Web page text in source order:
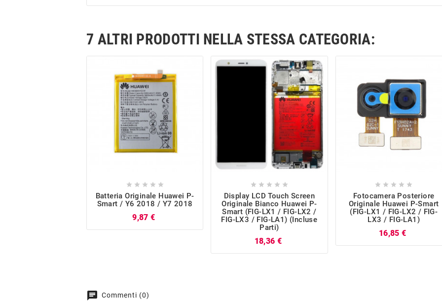
7 ALTRI PRODOTTI NELLA STESSA CATEGORIA:
    
Batteria Originale Huawei P-
Smart / Y6 2018 / Y7 2018
9,87 €
    
Display LCD Touch Screen
Originale Bianco Huawei P-
Smart (FIG-LX1 / FIG-LX2 /
FIG-LX3 / FIG-LA1) (incluse
Parti)
18,36 €
    
Fotocamera Posteriore
Originale Huawei P-Smart
(FIG-LX1 / FIG-LX2 / FIG-
LX3 / FIG-LA1)
16,85 €
chat Commenti (0)